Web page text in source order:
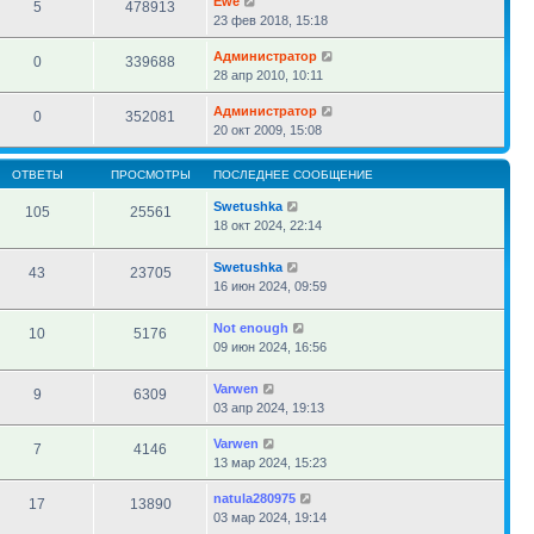
5 478913
23 фев 2018, 15:18
0 339688
Администратор
28 апр 2010, 10:11
0 352081
Администратор
20 окт 2009, 15:08
ОТВЕТЫ ПРОСМОТРЫ ПОСЛЕДНЕЕ СООБЩЕНИЕ
105 25561
Swetushka
18 окт 2024, 22:14
43 23705
Swetushka
16 июн 2024, 09:59
10 5176
Not enough
09 июн 2024, 16:56
9 6309
Varwen
03 апр 2024, 19:13
7 4146
Varwen
13 мар 2024, 15:23
17 13890
natula280975
03 мар 2024, 19:14